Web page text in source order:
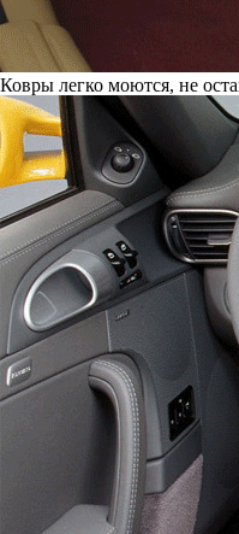
Ковры легко моются, не